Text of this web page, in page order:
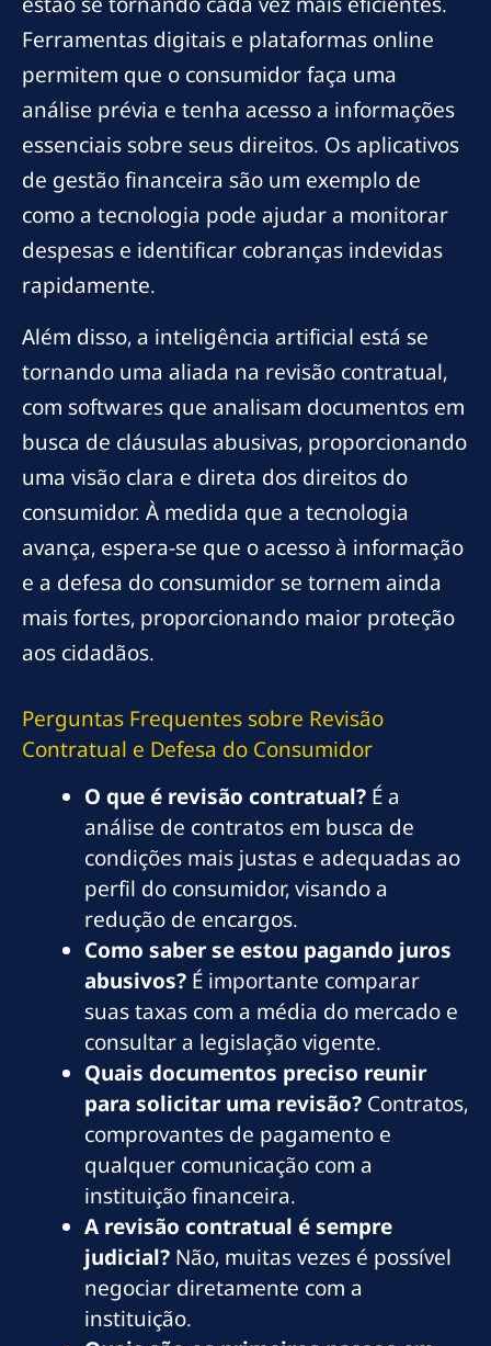
Ferramentas digitais e plataformas online
permitem que o consumidor faça uma
análise prévia e tenha acesso a informações
essenciais sobre seus direitos. Os aplicativos
de gestão financeira são um exemplo de
como a tecnologia pode ajudar a monitorar
despesas e identificar cobranças indevidas
rapidamente.
Além disso, a inteligência artificial está se
tornando uma aliada na revisão contratual,
com softwares que analisam documentos em
busca de cláusulas abusivas, proporcionando
uma visão clara e direta dos direitos do
consumidor. À medida que a tecnologia
avança, espera-se que o acesso à informação
e a defesa do consumidor se tornem ainda
mais fortes, proporcionando maior proteção
aos cidadãos.
Perguntas Frequentes sobre Revisão
Contratual e Defesa do Consumidor
O que é revisão contratual? É a
análise de contratos em busca de
condições mais justas e adequadas ao
perfil do consumidor, visando a
redução de encargos.
Como saber se estou pagando juros
abusivos? É importante comparar
suas taxas com a média do mercado e
consultar a legislação vigente.
Quais documentos preciso reunir
para solicitar uma revisão? Contratos,
comprovantes de pagamento e
qualquer comunicação com a
instituição financeira.
A revisão contratual é sempre
judicial? Não, muitas vezes é possível
negociar diretamente com a
instituição.